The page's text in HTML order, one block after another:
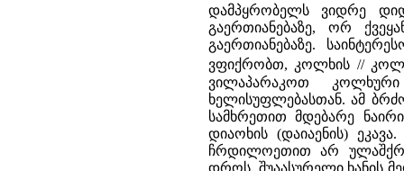
დამპყრობელს ვიდრე
გაერთიანებაზე, ორ
გაერთიანებაზე.
ვფიქრობთ, კოლხის //
ვილაპარაკოთ
ხელისუფლებასთან. ამ
სამხრეთით მდებარე
დიაოხის (დაიაენის)
ჩრდილოეთით არ
დროს. შუაასურელი ხანის